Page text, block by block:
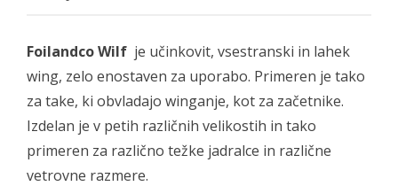
Foilandco Wilf je učinkovit, vsestranski in lahek
wing, zelo enostaven za uporabo. Primeren je tako
za take, ki obvladajo winganje, kot za začetnike.
Izdelan je v petih različnih velikostih in tako
primeren za različno težke jadralce in različne
vetrovne razmere.